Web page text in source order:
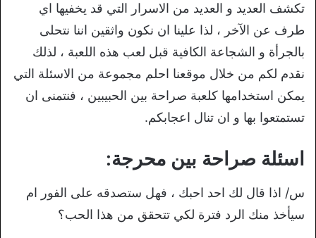
تكشف العديد و العديد من الاسرار التي قد يخفيها اي
طرف عن الآخر ، لذا علينا ان نكون واثقين اننا نتحلى
بالجرأة و الشجاعة الكافية قبل لعب هذه اللعبة ، لذلك
نقدم لكم من خلال موقعنا احلم مجموعة من الاسئلة التي
يمكن استخدامها كلعبة صراحة بين الحبيبين ، فنتمنى ان
تستمتعوا بها و ان تنال اعجابكم.
اسئلة صراحة بين محرجة:
س/ اذا قال لك احد احبك ، فهل ستصدقه على الفور ام
سيأخذ منك الرد فترة لكي تتحقق من هذا الحب؟